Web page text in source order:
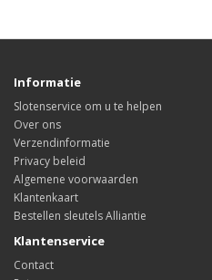
Informatie
Slotenservice om u te helpen
Over ons
Verzendinformatie
Privacy beleid
Algemene voorwaarden
Klantenkaart
Bestellen sleutels Alliantie
Klantenservice
Contact